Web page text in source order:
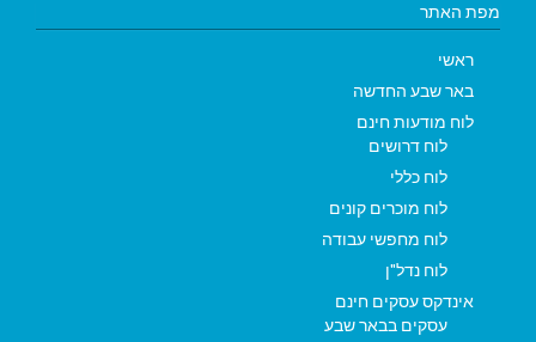
מפת האתר
ראשי
באר שבע החדשה
לוח מודעות חינם
לוח דרושים
לוח כללי
לוח מוכרים קונים
לוח מחפשי עבודה
לוח נדל"ן
אינדקס עסקים חינם
עסקים בבאר שבע